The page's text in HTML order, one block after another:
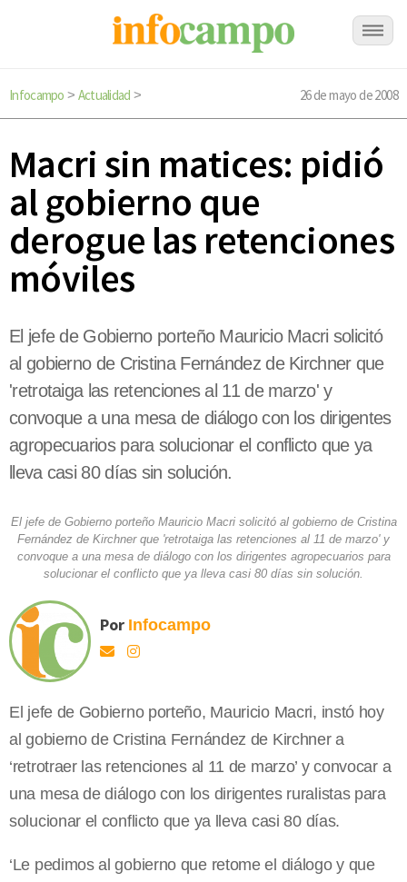
Infocampo > Actualidad > 26 de mayo de 2008
Macri sin matices: pidió
al gobierno que
derogue las retenciones
móviles
El jefe de Gobierno porteño Mauricio Macri solicitó
al gobierno de Cristina Fernández de Kirchner que
'retrotaiga las retenciones al 11 de marzo' y
convoque a una mesa de diálogo con los dirigentes
agropecuarios para solucionar el conflicto que ya
lleva casi 80 días sin solución.
El jefe de Gobierno porteño Mauricio Macri solicitó al gobierno de Cristina
Fernández de Kirchner que 'retrotaiga las retenciones al 11 de marzo' y
convoque a una mesa de diálogo con los dirigentes agropecuarios para
solucionar el conflicto que ya lleva casi 80 días sin solución.
Por Infocampo
El jefe de Gobierno porteño, Mauricio Macri, instó hoy
al gobierno de Cristina Fernández de Kirchner a
‘retrotraer las retenciones al 11 de marzo’ y convocar a
una mesa de diálogo con los dirigentes ruralistas para
solucionar el conflicto que ya lleva casi 80 días.
‘Le pedimos al gobierno que retome el diálogo y que